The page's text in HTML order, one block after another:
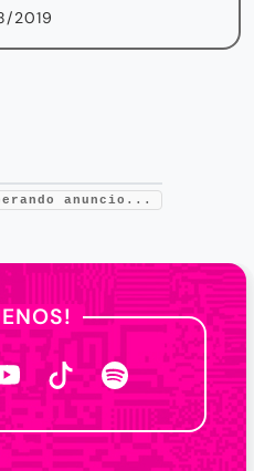
2019
anuncio...